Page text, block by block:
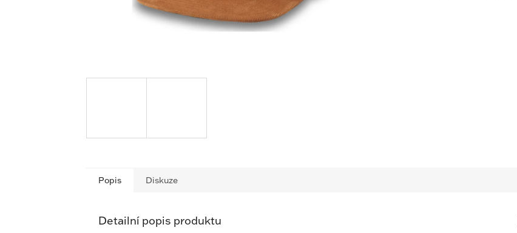
Popis Diskuze
Detailní popis produktu